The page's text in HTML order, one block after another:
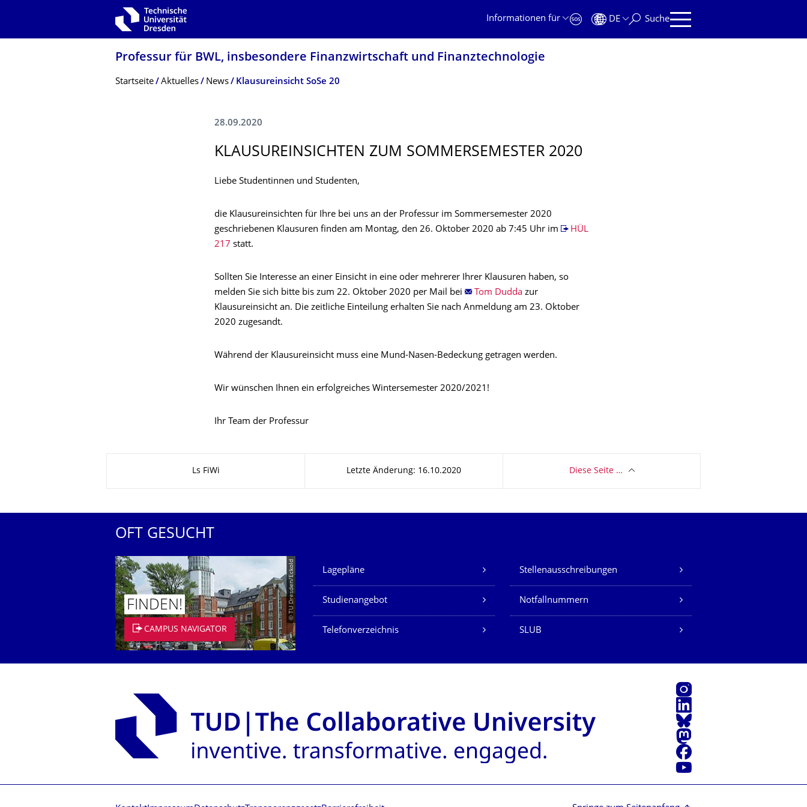
Zur Hauptnavigation springen
Informationen für
DE Suche
Professur für BWL, insbesondere Finanzwirtschaft und Finanztechnologie
Breadcrumb-Menü
Startseite Aktuelles News Klausureinsicht SoSe 20
28.09.2020
KLAUSUREINSICH­TEN ZUM SOMMERSEMESTER 2020
Liebe Studentinnen und Studenten,
die Klausureinsichten für Ihre bei uns an der Professur im Sommersemester 2020
geschriebenen Klausuren finden am Montag, den 26. Oktober 2020 ab 7:45 Uhr im
HÜL
217 statt.
Sollten Sie Interesse an einer Einsicht in eine oder mehrerer Ihrer Klausuren haben, so
melden Sie sich bitte bis zum 22. Oktober 2020 per Mail bei
Tom Duddazur
Klausureinsicht an. Die zeitliche Einteilung erhalten Sie nach Anmeldung am 23. Oktober
2020 zugesandt.
Während der Klausureinsicht muss eine Mund-Nasen-Bedeckung getragen werden.
Wir wünschen Ihnen ein erfolgreiches Wintersemester 2020/2021!
Ihr Team der Professur
Ls FiWi Letzte Änderung: 16.10.2020 Diese Seite …
OFT GESUCHT
© TU Dresden/Eckold
FINDEN!
CAMPUS NAVIGATOR
Unsere Dienste
Lagepläne Stellenausschreibungen
Studienangebot Notfallnummern
Telefonverzeichnis SLUB
Instagram
LinkedIn
Bluesky
Mastodon
Facebook
Youtube